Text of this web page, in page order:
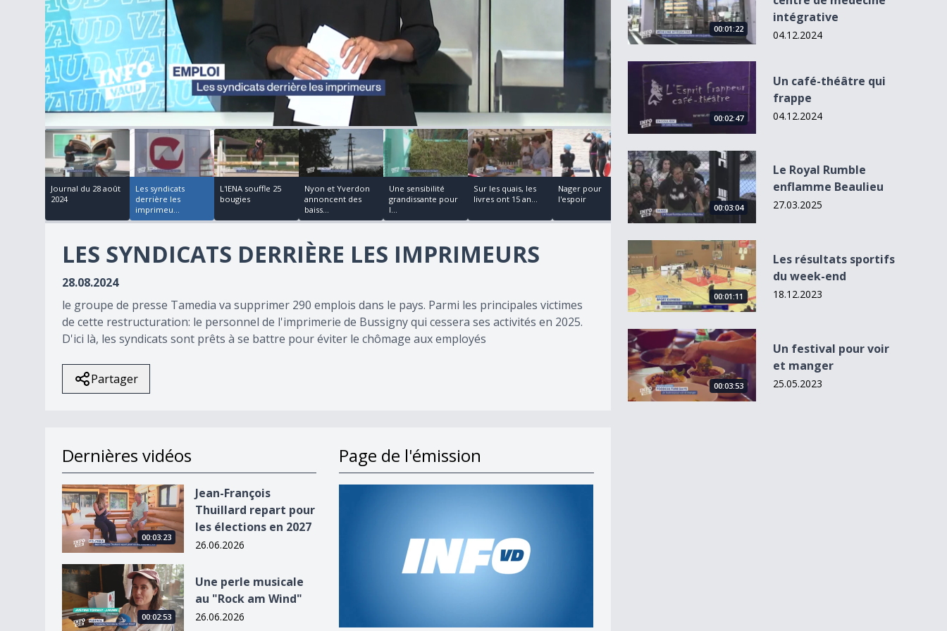
1
minute,
17
seconds
of
18
minutes,
secondsVolume
Journal du 28 août
2024
Les syndicats
derrière les
imprimeu...
L'IENA souffle 25
bougies
00:00:22
Nyon et Yverdon
annoncent des
baiss...
00:02:42
Une sensibilité
grandissante pour
l...
Sur les quais, les
livres ont 15 an...
Nager pour
l'espoir
LES SYNDICATS DERRIÈRE LES IMPRIMEURS
28.08.2024
le groupe de presse Tamedia va supprimer 290 emplois dans le pays. Parmi les principales victimes
de cette restructuration: le personnel de l'imprimerie de Bussigny qui cessera ses activités en 2025.
D'ici là, les syndicats sont prêts à se battre pour éviter le chômage aux employés
Partager
Dernières vidéos
Jean-François Thuillard repart pour les élections en 2027
00:03:23
Jean-François
Thuillard repart pour
les élections en 2027
26.06.2026
Une perle musicale au &quot;Rock am Wind&quot;
00:02:53
Une perle musicale
au "Rock am Wind"
26.06.2026
Page de l'émission
00:01:22
intégrative
04.12.2024
Un café-théâtre qui frappe
00:02:47
Un café-théâtre qui
frappe
04.12.2024
Le Royal Rumble enflamme Beaulieu
00:03:04
Le Royal Rumble
enflamme Beaulieu
27.03.2025
Les résultats sportifs du week-end
00:01:11
Les résultats sportifs
du week-end
18.12.2023
Un festival pour voir et manger
00:03:53
Un festival pour voir
et manger
25.05.2023